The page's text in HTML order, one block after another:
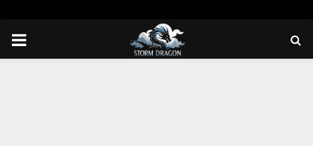
PRIMARY